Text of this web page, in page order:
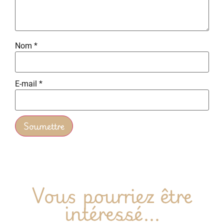
Nom *
E-mail *
Vous pourriez être
intéressé...